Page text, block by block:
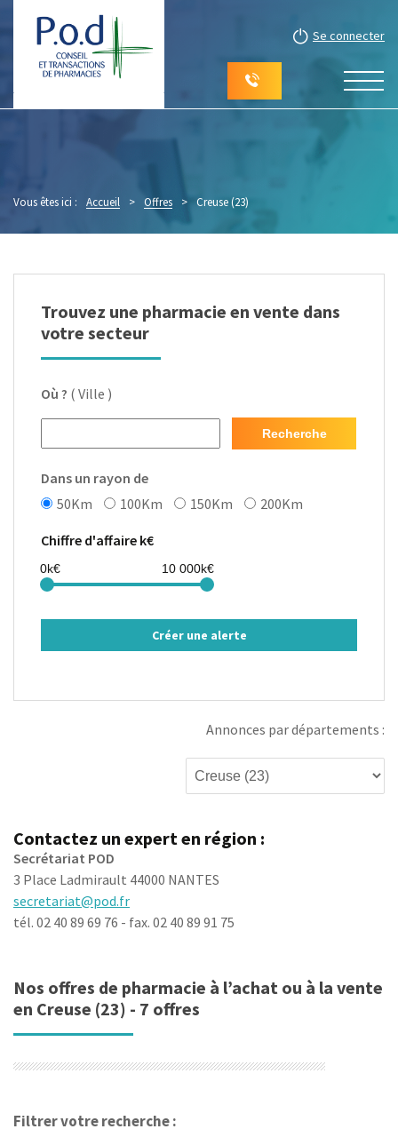
Se connecter
Vous êtes ici : Accueil > Offres > Creuse (23)
Trouvez une pharmacie en vente dans
votre secteur
Où ? ( Ville )
Recherche
Dans un rayon de
50Km
100Km 150Km 200Km
Chiffre d'affaire k€
Créer une alerte
Annonces par départements :
Contactez un expert en région :
Secrétariat POD
3 Place Ladmirault 44000 NANTES
secretariat@pod.fr
tél. 02 40 89 69 76 - fax. 02 40 89 91 75
Nos offres de pharmacie à l’achat ou à la vente
en Creuse (23) - 7 offres
Filtrer votre recherche :